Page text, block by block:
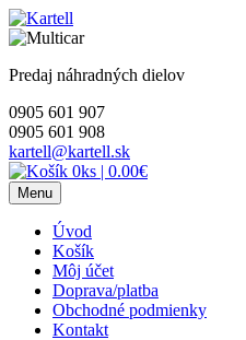
Skip
to
Predaj náhradných dielov
0905 601 907
0905 601 908
kartell@kartell.sk
0ks | 0.00€
Menu
Úvod
Košík
Môj účet
Doprava/platba
Obchodné podmienky
Kontakt